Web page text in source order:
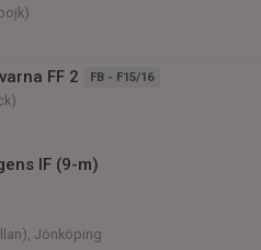
FF 2 FB - F15/16
IF (9-m)
Jönköping